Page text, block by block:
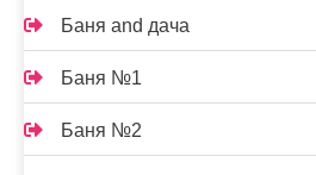
Баня and дача
Баня №1
Баня №2